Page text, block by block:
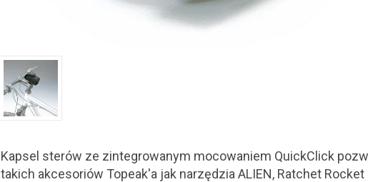
Kapsel sterów ze zintegrowanym mocowaniem QuickClick
takich akcesoriów Topeak'a jak narzędzia ALIEN, Ratchet